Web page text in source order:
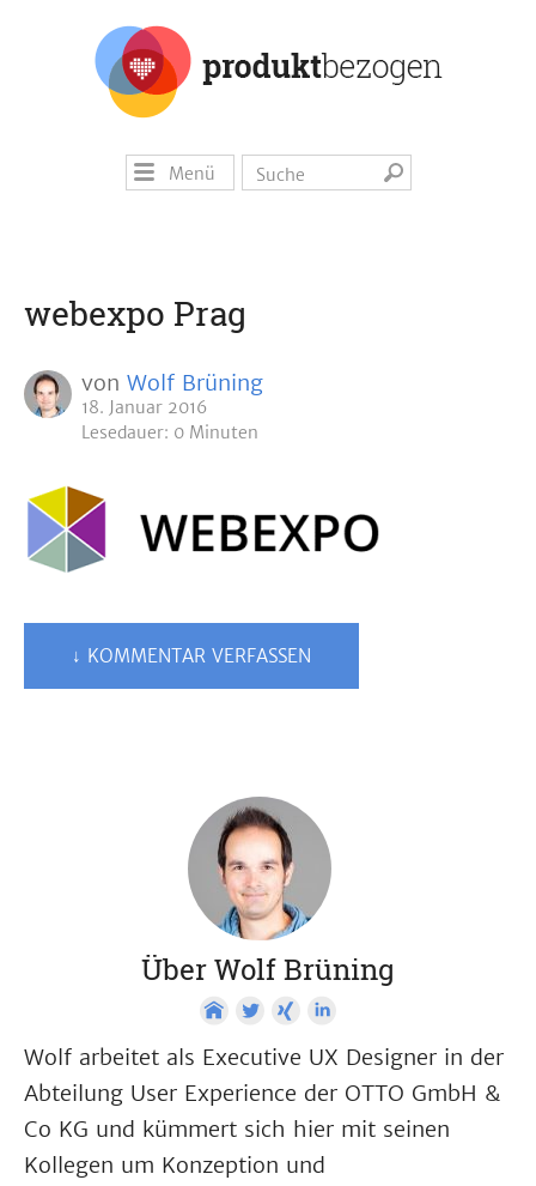
Menü
webexpo Prag
von Wolf Brüning
18. Januar 2016
Lesedauer: 0 Minuten
↓ KOMMENTAR VERFASSEN
Über Wolf Brüning
Wolf arbeitet als Executive UX Designer in der
Abteilung User Experience der OTTO GmbH &
Co KG und kümmert sich hier mit seinen
Kollegen um Konzeption und